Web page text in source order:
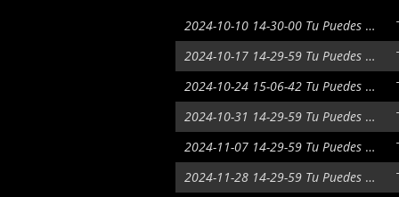
2024-10-10 14-30-00 Tu Puedes Ser
2024-10-17 14-29-59 Tu Puedes Ser
2024-10-24 15-06-42 Tu Puedes Ser
2024-10-31 14-29-59 Tu Puedes Ser
2024-11-07 14-29-59 Tu Puedes Ser
2024-11-28 14-29-59 Tu Puedes Ser